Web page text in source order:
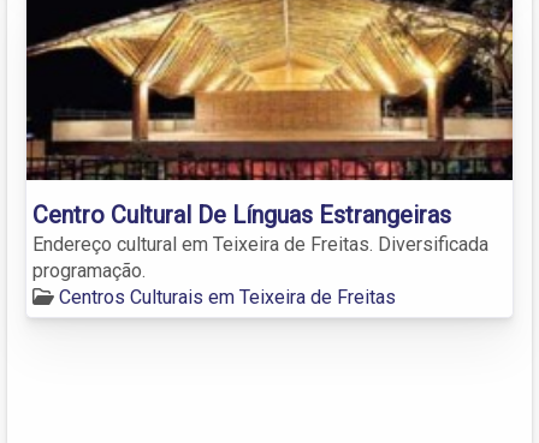
Centro Cultural De Línguas Estrangeiras
Endereço cultural em Teixeira de Freitas. Diversificada
programação.
Centros Culturais em Teixeira de Freitas